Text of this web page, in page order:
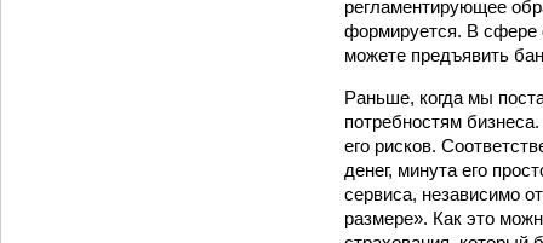
регламентирующее
формируется. В сфере
можете предъявить
Раньше, когда мы
потребностям
его рисков.
денег, минута его
сервиса, независимо
размере». Как это